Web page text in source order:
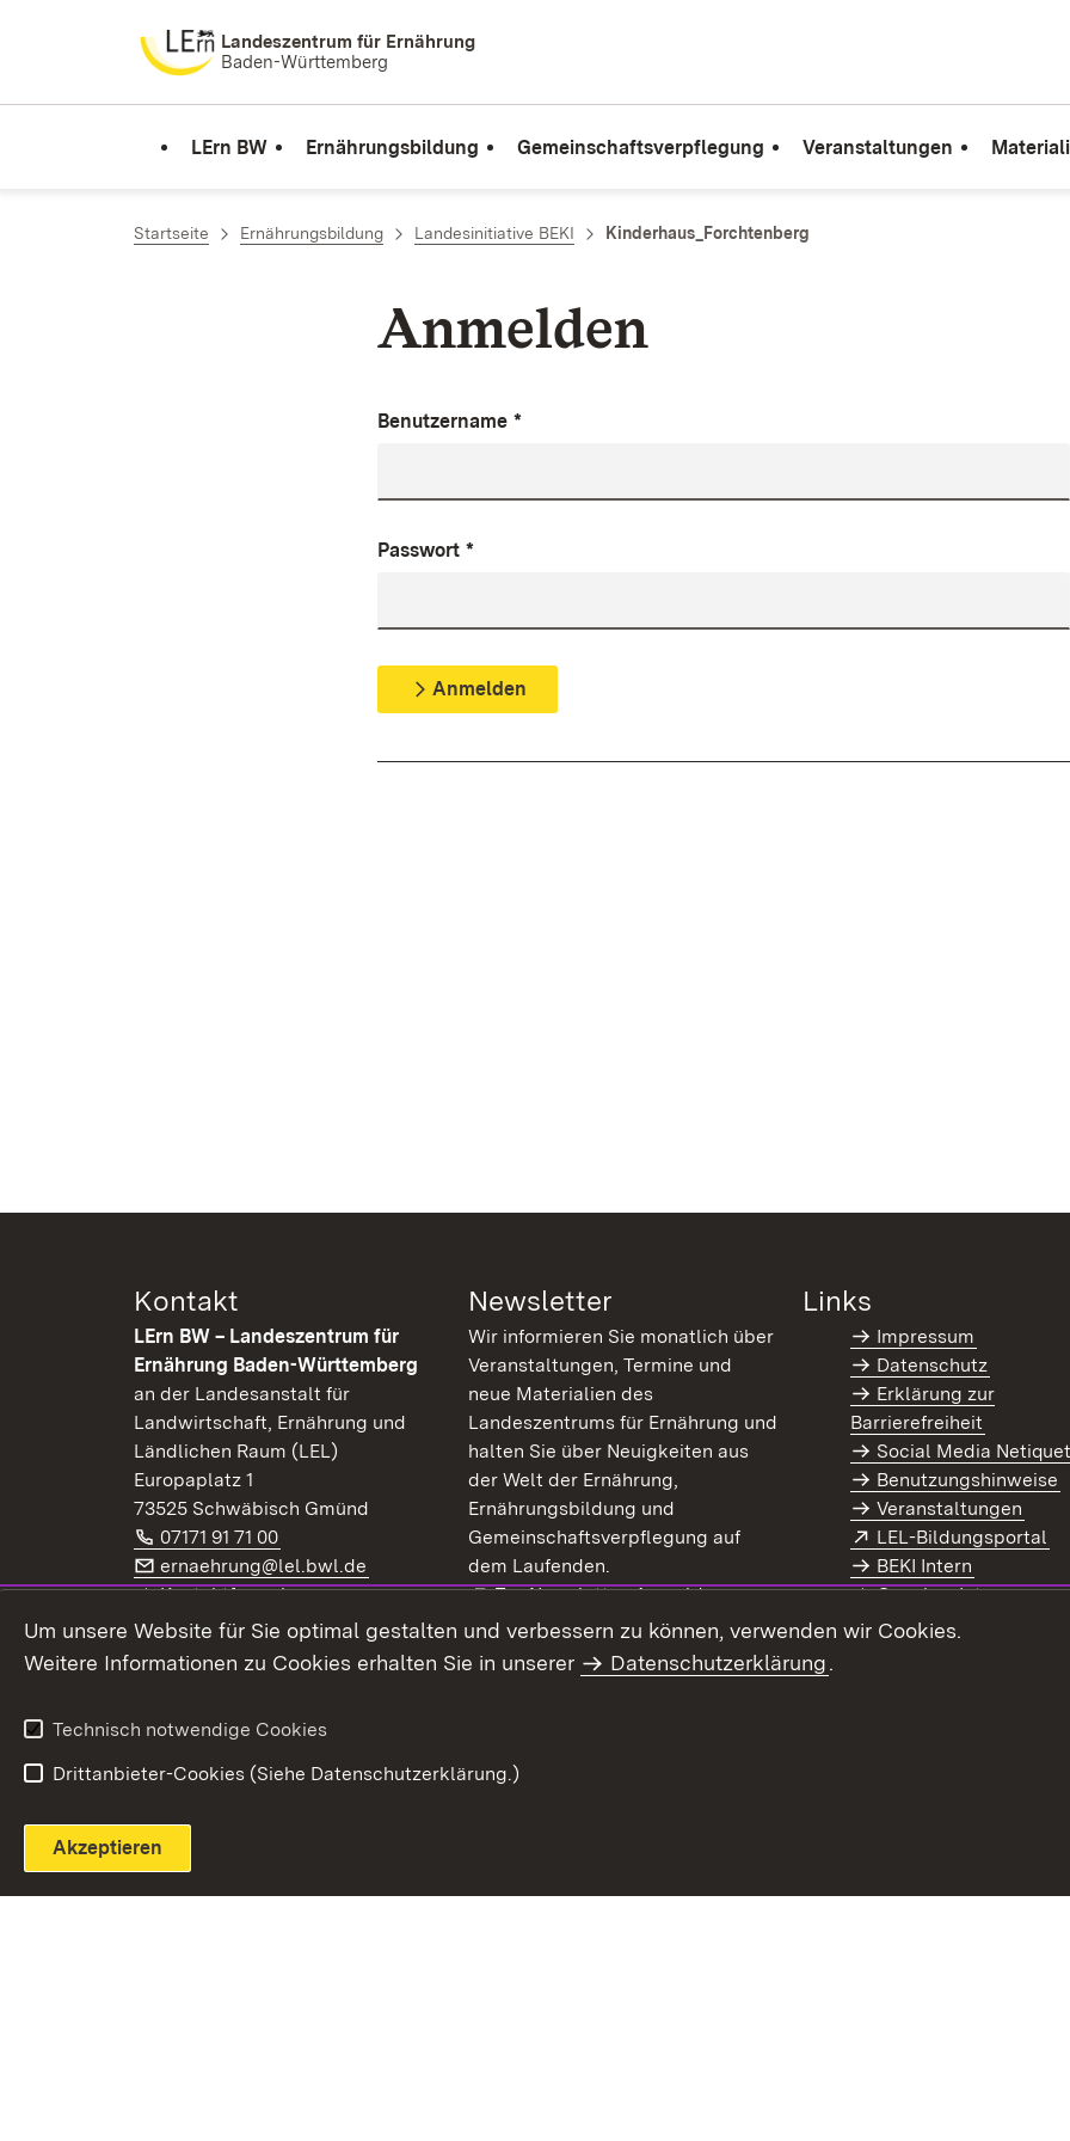
Zum Inhalt springenLandeszentrum für Ernährung
Baden-Württemberg
LErn BW Ernährungsbildung Gemeinschaftsverpflegung Veranstaltungen
Startseite Ernährungsbildung Landesinitiative BEKI Kinderhaus_Forchtenberg
Anmelden
Benutzername *
Passwort *
Anmelden
Kontakt
LErn BW – Landeszentrum für
Ernährung Baden-Württemberg
an der Landesanstalt für
Landwirtschaft, Ernährung und
Ländlichen Raum (LEL)
Europaplatz 1
73525 Schwäbisch Gmünd
Telefon:
07171 91 71 00 (Öffnet in neuem Fenster)
E-Mail:
ernaehrung@lel.bwl.de (Öffnet in neuem Fenster)
Kontaktformular
Extern:
LinkedIn (Öffnet in neuem Fenster)
Newsletter
Wir informieren Sie monatlich über
Veranstaltungen, Termine und
neue Materialien des
Landeszentrums für Ernährung und
halten Sie über Neuigkeiten aus
der Welt der Ernährung,
Ernährungsbildung und
Gemeinschaftsverpflegung auf
dem Laufenden.
Extern:
Zur Newsletter-Anmeldung(Öffnet in neuem Fenster)
Newsletter-Archiv
Links
Impressum
Datenschutz
Erklärung zur
Barrierefreiheit
Social Media
Benutzungshinweise
Veranstaltungen
Extern:
LEL-Bildungsportal
BEKI Intern
Coaches Intern
Intranet
Um unsere Website für Sie optimal gestalten und verbessern zu können, verwenden wir Cookies.
Weitere Informationen zu Cookies erhalten Sie in unserer
Datenschutzerklärung.
Technisch notwendige Cookies
Drittanbieter-Cookies (Siehe Datenschutzerklärung.)
Akzeptieren